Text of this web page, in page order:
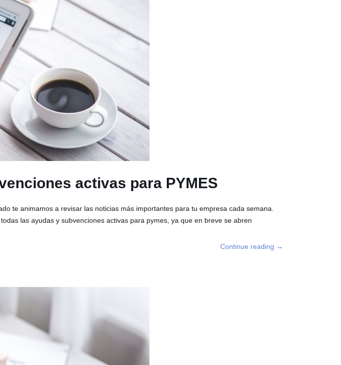
activas para PYMES
te animamos a revisar las noticias más importantes para tu empresa cada semana.
las ayudas y subvenciones activas para pymes, ya que en breve se abren
Continue reading →